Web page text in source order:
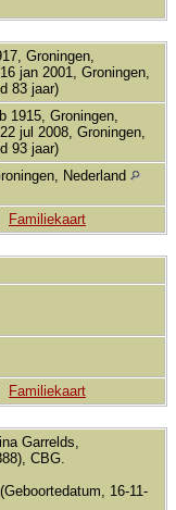
Groningen,
16 jan 2001, Groningen,
83 jaar)
1915, Groningen,
22 jul 2008, Groningen,
93 jaar)
Nederland
Familiekaart
Familiekaart
Garrelds,
CBG.
16-11-